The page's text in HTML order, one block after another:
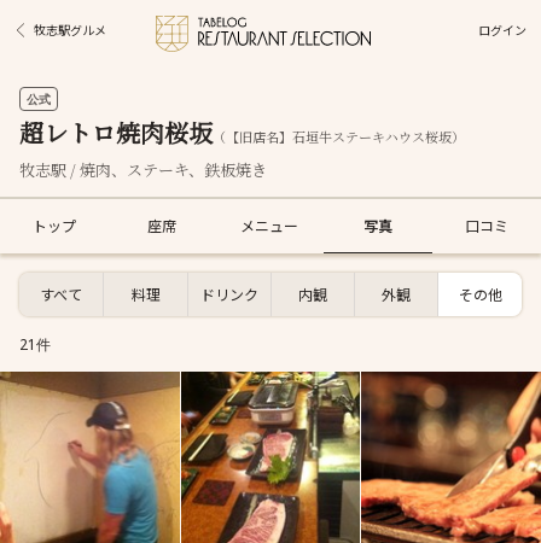
牧志駅グルメ ログイン
公式
超レトロ焼肉桜坂 （【旧店名】石垣牛ステーキハウス桜坂）
牧志駅 / 焼肉、ステーキ、鉄板焼き
トップ 座席 メニュー 写真 口コミ
すべて 料理 ドリンク 内観 外観 その他
21件